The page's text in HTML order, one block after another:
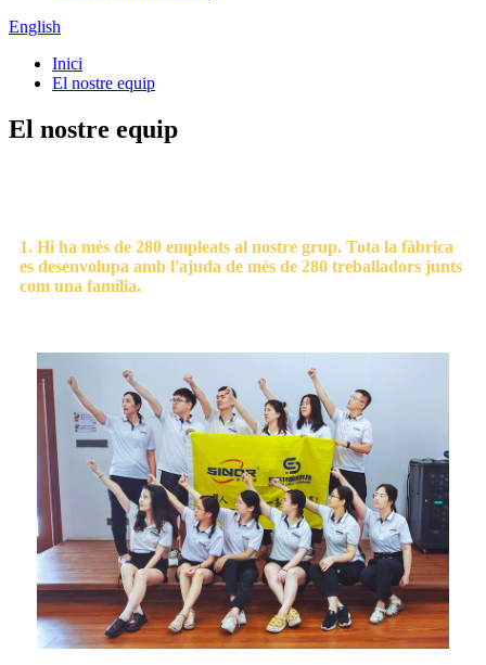
English
Inici
El nostre equip
El nostre equip
1. Hi ha més de 280 empleats al nostre grup. Tota la fàbrica
es desenvolupa amb l'ajuda de més de 280 treballadors junts
com una família.